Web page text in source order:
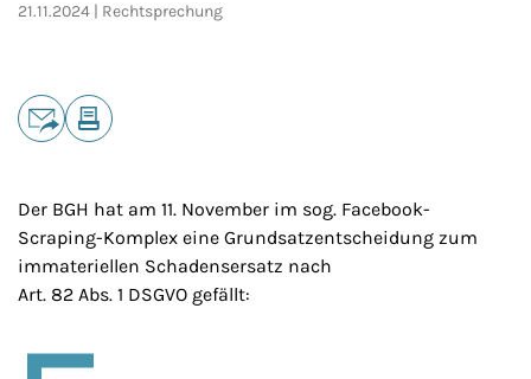
21.11.2024 Rechtsprechung
Teilen
Der BGH hat am 11. November im sog. Facebook-
Scraping-Komplex eine Grundsatzentscheidung zum
immateriellen Schadensersatz nach
Art. 82 Abs. 1 DSGVO gefällt: